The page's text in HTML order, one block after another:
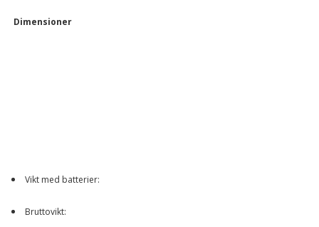
Dimensioner
Vikt med batterier:
Bruttovikt: